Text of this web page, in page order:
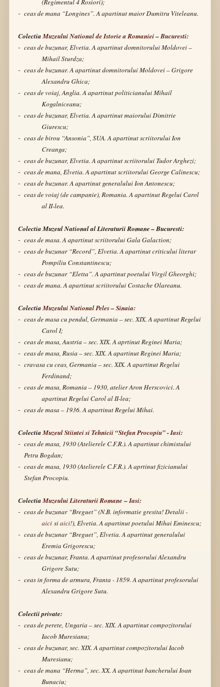
(Regimentul 4 Rosiori);
- ceas de mana “Longines”. A apartinut maior Dumitru Viteleanu.
ColectiaMuzeului National de Istorie a Romaniei – Bucuresti:
- ceas de buzunar, Elvetia.A apartinut domnitorului Moldovei –
Mihail Sturdza;
- ceas de buzunar. A apartinut domnitorului Moldovei – Grigore
Alexandru Ghica;
- ceas de voiaj, Anglia. A apartinut politicianului Mihail
Kogalniceanu;
- ceas de buzunar, Elvetia. A apartinut maiorului Dimitrie
Giurescu;
- ceas de birou “Ansonia”, SUA. A apartinut scriitorului Ion
Creanga;
- ceas de buzunar, Elvetia. A apartinut scriitorului Tudor Arghezi;
- ceas de mana, Elvetia. A apartinut scriitorului George Calinescu;
- ceas de buzunar. A apartinut generalului Ion Antonescu;
- ceas de voiaj (de campanie), Romania.A apartinut Regelui Carol
al II-lea.
Colectia Muzeul National al Literaturii Romane – Bucuresti:
- ceas de masa. A apartinut scriitorului Gala Galaction;
- ceas de buzunar “Record”, Elvetia. A apartinut criticului literar
Pompiliu Constantinescu;
- ceas de buzunar “Eletta”. A apartinut poetului Virgil Gheorghi;
- ceas de mana. A apartinut scriitorului Costache Olareanu.
ColectiaMuzeului National Peles – Sinaia:
- ceas de masa cu pendul, Germania – sec. XIX. A apartinut Regelui
Carol I;
- ceas de masa, Austria – sec.XIX. A aprtinut Reginei Maria;
- ceas de masa, Rusia – sec.XIX. A apartinut Reginei Maria;
- cravasa cu ceas, Germania – sec. XIX. A apartinut Regelui
Ferdinand;
- ceas de masa, Romania – 1930, atelier Aron Herscovici.A
apartinut Regelui Carol al II-lea;
- ceas de masa – 1936. A apartinut Regelui Mihai.
ColectiaMuzeul Stiintei si Tehnicii “Stefan Procopiu” - Iasi:
- ceas de masa, 1930 (Atelierele C.F.R.). A apartinut chimistului
Petru Bogdan;
- ceas de masa, 1930 (Atelierele C.F.R.).A aprtinut fizicianului
Stefan Procopiu.
ColectiaMuzeului Literaturii Romane – Iasi:
- ceas de buzunar “Breguet” (N.B. informatie gresita! Detalii -
aici siaici!), Elvetia.A apartinut poetului Mihai Eminescu;
- ceas de buzunar “Breguet”, Elvetia.A apartinut generalului
Eremia Grigorescu;
- ceas de buzunar, Franta. A apartinut profesorului Alexandru
Grigore Sutu;
- ceas in forma de armura, Franta - 1859. A apartinut profesorului
Alexandru Grigore Sutu.
Colectii private:
- ceas de perete, Ungaria – sec. XIX. A apartinut compozitorului
Iacob Muresianu;
- ceas de buzunar, sec. XIX. A apartinut compozitorului Iacob
Muresianu;
- ceas de mana “Herma”, sec. XX. A apartinut bancherului Ioan
Bunaciu;